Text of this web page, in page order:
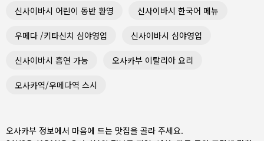
신사이바시 어린이 동반 환영 신사이바시 한국어 메뉴
우메다 /키타신치 심야영업 신사이바시 심야영업
신사이바시 흡연 가능 오사카부 이탈리아 요리
오사카역/우메다역 스시
오사카부 정보에서 마음에 드는 맛집을 골라 주세요.